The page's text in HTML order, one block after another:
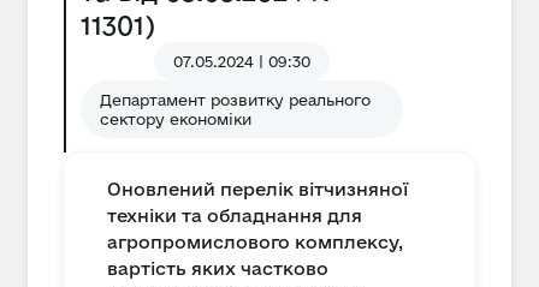
11301)
07.05.2024 | 09:30
Департамент розвитку реального
сектору економіки
Оновлений перелік вітчизняної
техніки та обладнання для
агропромислового комплексу,
вартість яких частково